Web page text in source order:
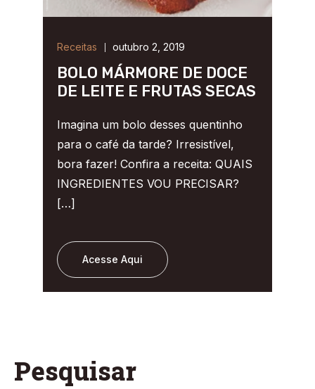
Pesquisar
Receitas outubro 2, 2019
BOLO MÁRMORE DE DOCE
DE LEITE E FRUTAS SECAS
Imagina um bolo desses quentinho
para o café da tarde? Irresistível,
bora fazer! Confira a receita: QUAIS
INGREDIENTES VOU PRECISAR?
[…]
Acesse Aqui